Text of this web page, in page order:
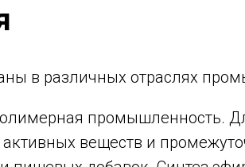
в различных отраслях
промышленность.
веществ и